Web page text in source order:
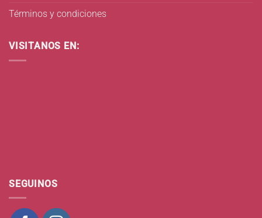
Términos y condiciones
VISITANOS EN:
SEGUINOS